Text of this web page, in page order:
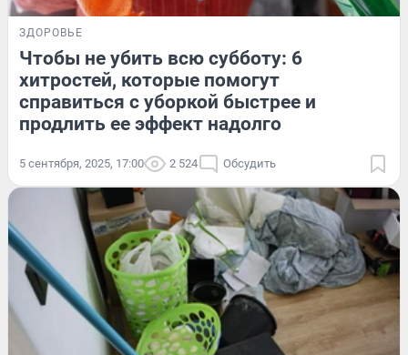
ЗДОРОВЬЕ
Чтобы не убить всю субботу: 6
хитростей, которые помогут
справиться с уборкой быстрее и
продлить ее эффект надолго
5 сентября, 2025, 17:00 2 524 Обсудить